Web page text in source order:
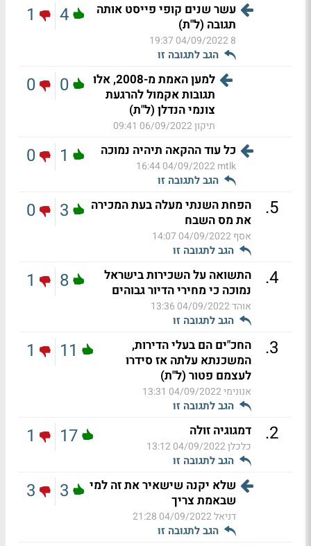
עשר שנים קופי פייסט אותה
תגובה (ל"ת)
8
04/09/2022 19:37
הגב לתגובה זו
4
1
למען האמת מ-2008, אלו
תגובות אקמול להרגעת
צונמי הנדלן (ל"ת)
תיקון06/09/2022 09:41
0
0
כל עוד ההקאה תיהיה נמוכה
mtlk
04/09/2022 16:44
הגב לתגובה זו
1
0
5
.
הפחת השנתי מעלה בעת המכירה
את מס השבח
אסף04/09/2022 14:07
הגב לתגובה זו
3
0
4
.
התשואה על השכירות בישראל
נמוכה כי מחירי הדיור גבוהים
אוהד04/09/2022 13:36
הגב לתגובה זו
8
1
3
.
החכ"ים הם בעלי הדירות,
המשכנתא עלתה אז סידרו
לעצמם פטור (ל"ת)
אנונימי04/09/2022 13:31
הגב לתגובה זו
11
1
2
. דמגוגיה זולה
כלכלן04/09/2022 13:12
הגב לתגובה זו
17
1
שלא יקנה שישאיר את זה למי
שבאמת צריך
דניאל04/09/2022 21:28
הגב לתגובה זו
3
3